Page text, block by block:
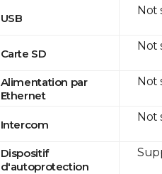
USB
Carte SD
Alimentation par
Ethernet
Intercom
Dispositif
d'autoprotection
Not
Not
Not
Not